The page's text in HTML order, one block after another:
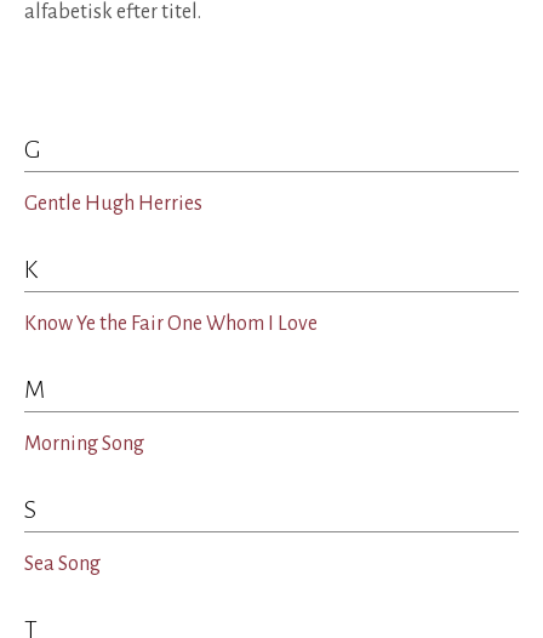
alfabetisk efter titel.
G
Gentle Hugh Herries
K
Know Ye the Fair One Whom I Love
M
Morning Song
S
Sea Song
T